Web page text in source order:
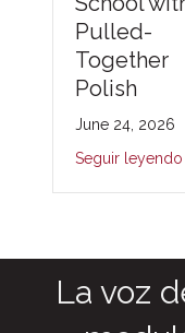
Pulled-
Together
Polish
June 24, 2026
Seguir leyendo
La voz